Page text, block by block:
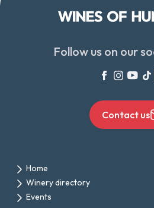
Follow us on our
Contact us
Home
Winery directory
Events